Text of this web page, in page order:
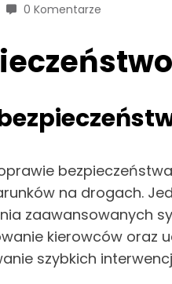
0 Komentarze
na drogach.
zaawansowanych
kierowców oraz
szybkich